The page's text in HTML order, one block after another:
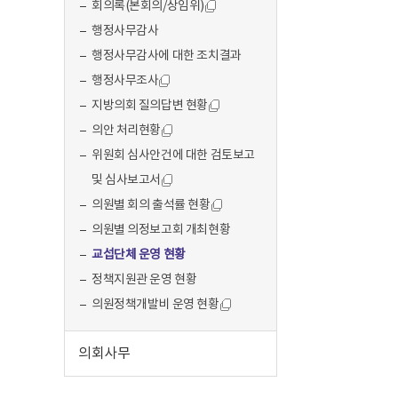
회의록(본회의/상임위)
행정사무감사
행정사무감사에 대한 조치결과
행정사무조사
지방의회 질의답변 현황
의안 처리현황
위원회 심사안건에 대한 검토보고
및 심사보고서
의원별 회의 출석률 현황
의원별 의정보고회 개최현황
교섭단체 운영 현황
정책지원관 운영 현황
의원정책개발비 운영 현황
의회사무